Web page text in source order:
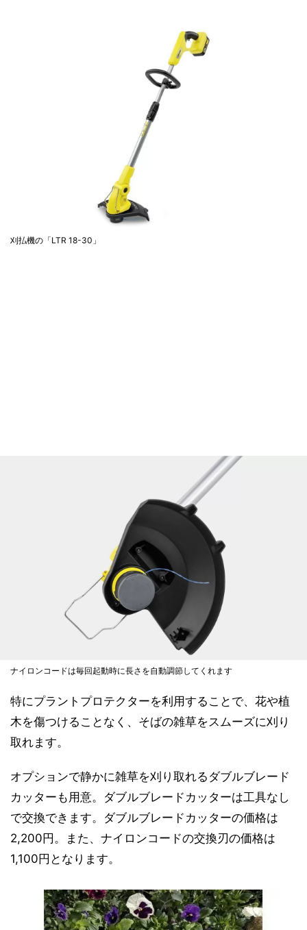
刈払機の「LTR 18-30」
ナイロンコードは毎回起動時に長さを自動調節してくれます
特にプラントプロテクターを利用することで、花や植
木を傷つけることなく、そばの雑草をスムーズに刈り
取れます。
オプションで静かに雑草を刈り取れるダブルブレード
カッターも用意。ダブルブレードカッターは工具なし
で交換できます。ダブルブレードカッターの価格は
2,200円。また、ナイロンコードの交換刃の価格は
1,100円となります。